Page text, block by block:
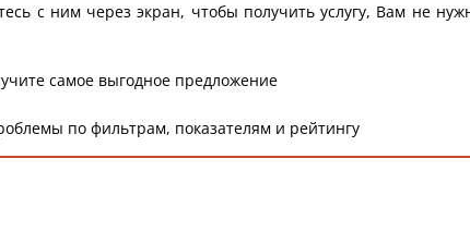
с ним через экран, чтобы получить услугу, Вам не
самое выгодное предложение
по фильтрам, показателям и рейтингу